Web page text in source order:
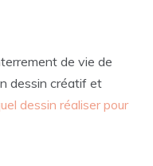
de vie de
dessin créatif et
dessin réaliser pour